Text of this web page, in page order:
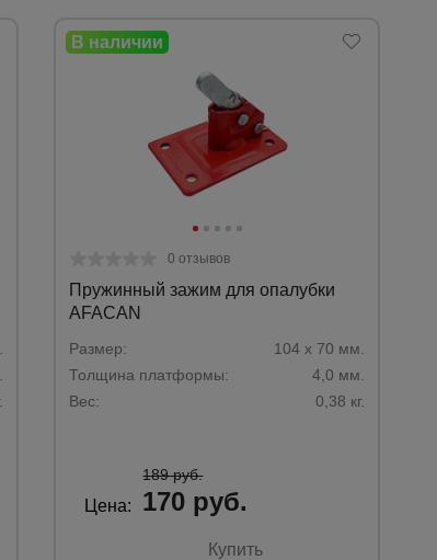
0 отзывов
Пружинный зажим для опалубки
AFACAN
Размер:
104 х 70 мм.
Толщина платформы:
4,0 мм.
Вес:
0,38 кг.
Цена:
189 руб.
170 руб.
Купить